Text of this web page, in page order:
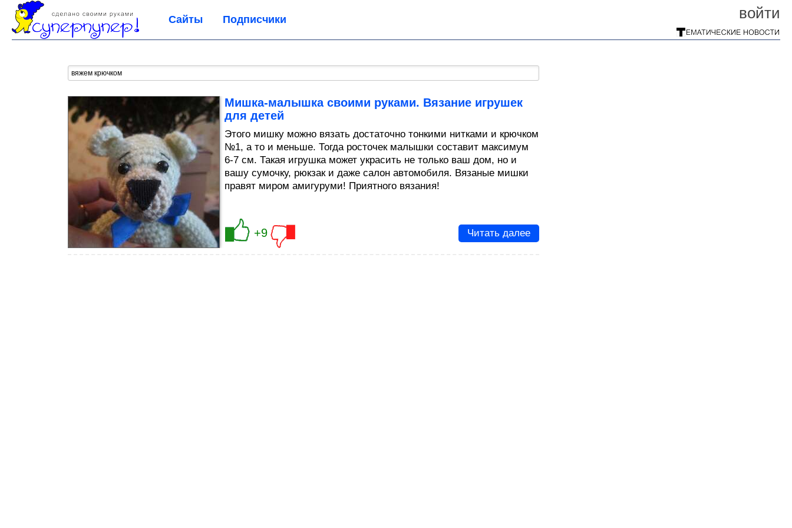
войти
Сайты Подписчики
Мишка-малышка своими руками. Вязание игрушек
для детей
Этого мишку можно вязать достаточно тонкими нитками и крючком
№1, а то и меньше. Тогда росточек малышки составит максимум
6-7 см. Такая игрушка может украсить не только ваш дом, но и
вашу сумочку, рюкзак и даже салон автомобиля. Вязаные мишки
правят миром амигуруми! Приятного вязания!
+9 Читать далее